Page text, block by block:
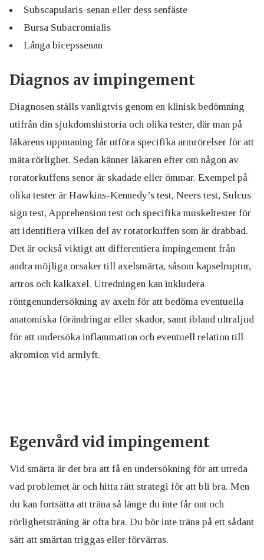
Subscapularis-senan eller dess senfäste
Bursa Subacromialis
Långa bicepssenan
Diagnos av impingement
Diagnosen ställs vanligtvis genom en klinisk bedömning
utifrån din sjukdomshistoria och olika tester, där man på
läkarens uppmaning får utföra specifika armrörelser för att
mäta rörlighet. Sedan känner läkaren efter om någon av
roratorkuffens senor är skadade eller ömmar. Exempel på
olika tester är Hawkins-Kennedy’s test, Neers test, Sulcus
sign test, Apprehension test och specifika muskeltester för
att identifiera vilken del av rotatorkuffen som är drabbad.
Det är också viktigt att differentiera impingement från
andra möjliga orsaker till axelsmärta, såsom kapselruptur,
artros och kalkaxel. Utredningen kan inkludera
röntgenundersökning av axeln för att bedöma eventuella
anatomiska förändringar eller skador, samt ibland ultraljud
för att undersöka inflammation och eventuell relation till
akromion vid armlyft.
Egenvård vid impingement
Vid smärta är det bra att få en undersökning för att utreda
vad problemet är och hitta rätt strategi för att bli bra. Men
du kan fortsätta att träna så länge du inte får ont och
rörlighetsträning är ofta bra. Du bör inte träna på ett sådant
sätt att smärtan triggas eller förvärras.